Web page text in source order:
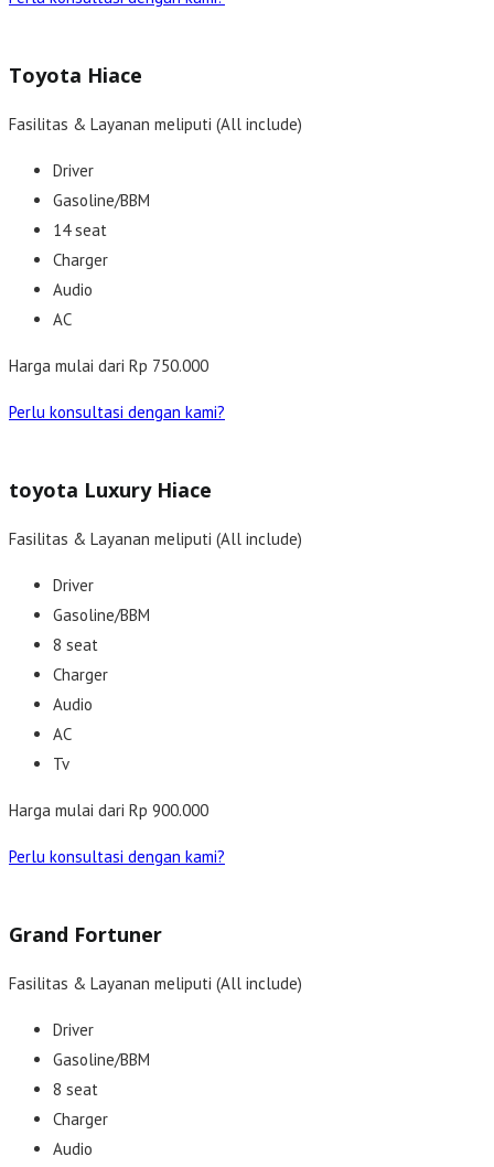
Toyota Hiace
Fasilitas & Layanan meliputi (All include)
Driver
Gasoline/BBM
14 seat
Charger
Audio
AC
Harga mulai dari Rp 750.000
Perlu konsultasi dengan kami?
toyota Luxury Hiace
Fasilitas & Layanan meliputi (All include)
Driver
Gasoline/BBM
8 seat
Charger
Audio
AC
Tv
Harga mulai dari Rp 900.000
Perlu konsultasi dengan kami?
Grand Fortuner
Fasilitas & Layanan meliputi (All include)
Driver
Gasoline/BBM
8 seat
Charger
Audio